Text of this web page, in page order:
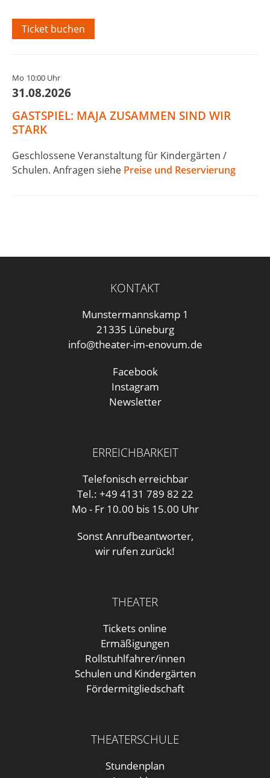
Ticket buchen
Mo 10:00 Uhr
31.08.2026
GASTSPIEL: MAJA ZUSAMMEN SIND WIR
STARK
Geschlossene Veranstaltung für Kindergärten /
Schulen. Anfragen siehe Preise und Reservierung
KONTAKT
Munstermannskamp 1
21335 Lüneburg
info@theater-im-enovum.de
Facebook
Instagram
Newsletter
ERREICHBARKEIT
Telefonisch erreichbar
Tel.: +49 4131 789 82 22
Mo - Fr 10.00 bis 15.00 Uhr
Sonst Anrufbeantworter,
wir rufen zurück!
THEATER
Tickets online
Ermäßigungen
Rollstuhlfahrer/innen
Schulen und Kindergärten
Fördermitgliedschaft
THEATERSCHULE
Stundenplan